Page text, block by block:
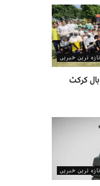
تازہ ترین خبریں
کرکٹ
تازہ ترین خبریں